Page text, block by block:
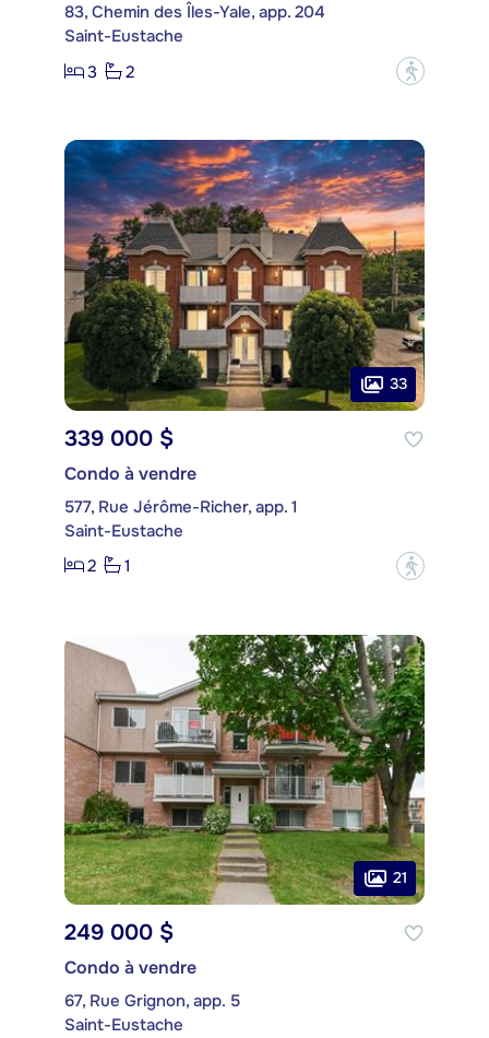
83, Chemin des Îles-Yale, app. 204
Saint-Eustache
3
2 ?
33
339 000 $
Condo à vendre
577, Rue Jérôme-Richer, app. 1
Saint-Eustache
2
1 ?
21
249 000 $
Condo à vendre
67, Rue Grignon, app. 5
Saint-Eustache